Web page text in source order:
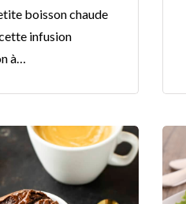
boisson chaude
infusion
à…